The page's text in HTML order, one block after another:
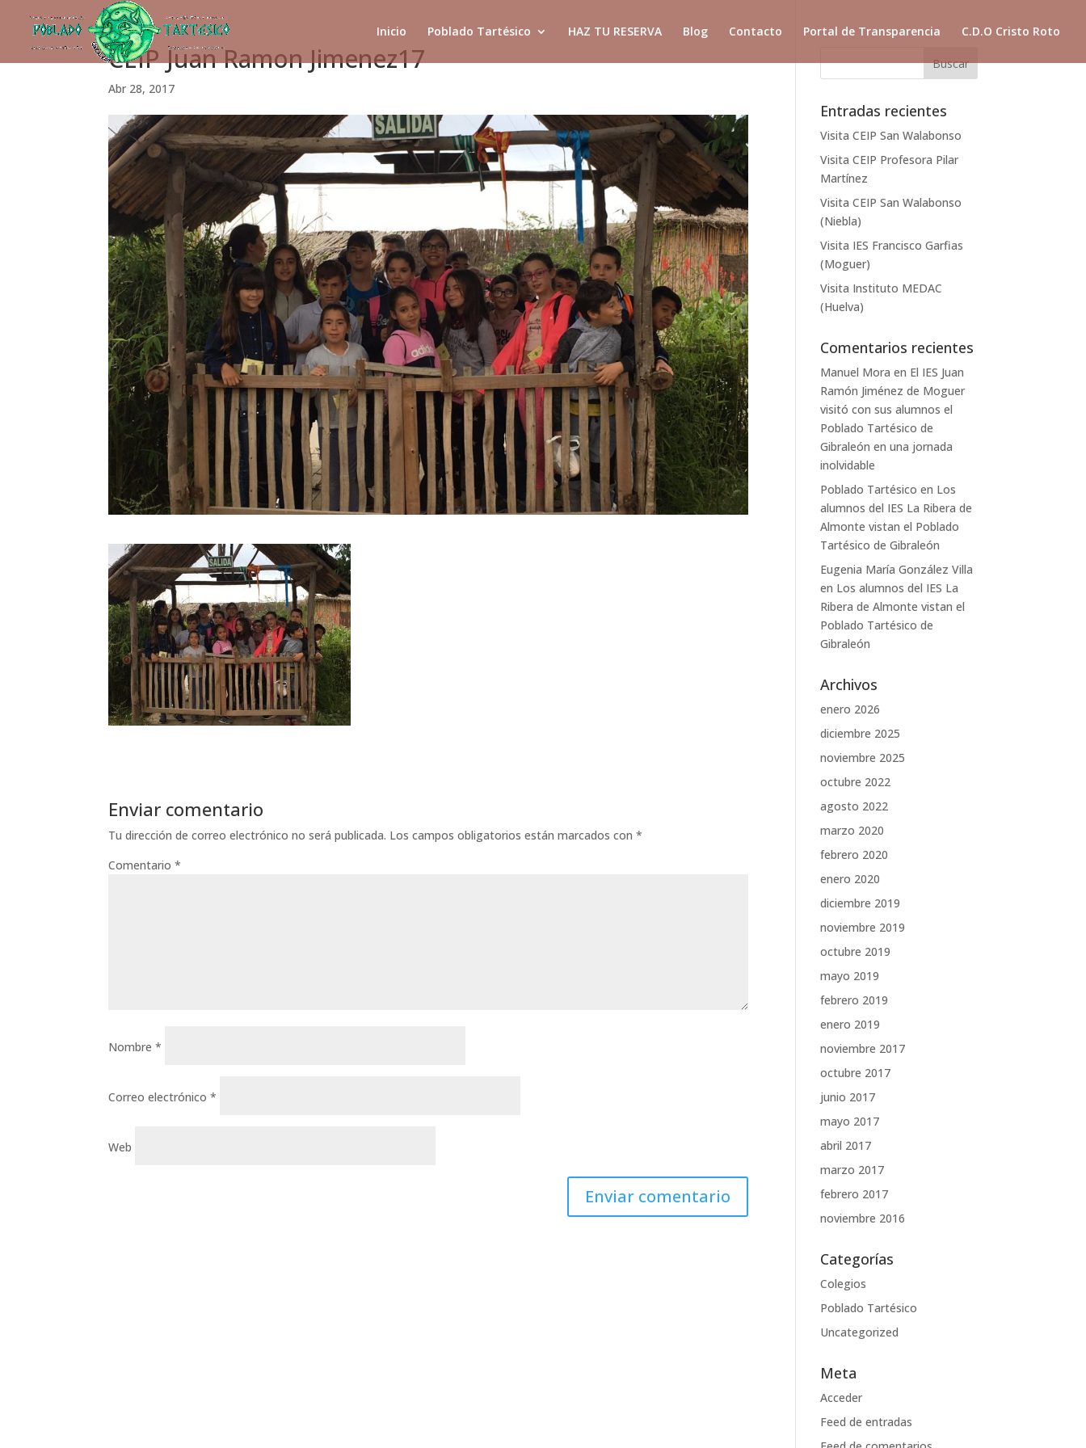
Inicio Poblado Tartésico HAZ TU RESERVA Blog Contacto Portal de Transparencia C.D.O Cristo Roto
CEIP Juan Ramon Jimenez17
Abr 28, 2017
Enviar comentario
Tu dirección de correo electrónico no será publicada. Los campos obligatorios están marcados con*
Comentario*
Nombre*
Correo electrónico*
Web
Entradas recientes
Visita CEIP San Walabonso
Visita CEIP Profesora Pilar
Martínez
Visita CEIP San Walabonso
(Niebla)
Visita IES Francisco Garfias
(Moguer)
Visita Instituto MEDAC
(Huelva)
Comentarios recientes
Manuel Mora en El IES Juan
Ramón Jiménez de Moguer
visitó con sus alumnos el
Poblado Tartésico de
Gibraleón en una jornada
inolvidable
Poblado Tartésico en Los
alumnos del IES La Ribera de
Almonte vistan el Poblado
Tartésico de Gibraleón
Eugenia María González Villa
en Los alumnos del IES La
Ribera de Almonte vistan el
Poblado Tartésico de
Gibraleón
Archivos
enero 2026
diciembre 2025
noviembre 2025
octubre 2022
agosto 2022
marzo 2020
febrero 2020
enero 2020
diciembre 2019
noviembre 2019
octubre 2019
mayo 2019
febrero 2019
enero 2019
noviembre 2017
octubre 2017
junio 2017
mayo 2017
abril 2017
marzo 2017
febrero 2017
noviembre 2016
Categorías
Colegios
Poblado Tartésico
Uncategorized
Meta
Acceder
Feed de entradas